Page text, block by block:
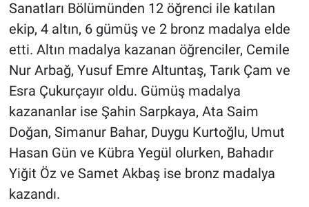
Sanatları Bölümünden 12 öğrenci ile katılan
ekip, 4 altın, 6 gümüş ve 2 bronz madalya elde
etti. Altın madalya kazanan öğrenciler, Cemile
Nur Arbağ, Yusuf Emre Altuntaş, Tarık Çam ve
Esra Çukurçayır oldu. Gümüş madalya
kazananlar ise Şahin Sarpkaya, Ata Saim
Doğan, Simanur Bahar, Duygu Kurtoğlu, Umut
Hasan Gün ve Kübra Yegül olurken, Bahadır
Yiğit Öz ve Samet Akbaş ise bronz madalya
kazandı.